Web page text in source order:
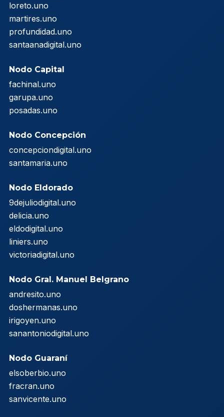
loreto.uno
martires.uno
profundidad.uno
santaanadigital.uno
Nodo Capital
fachinal.uno
garupa.uno
posadas.uno
Nodo Concepción
concepciondigital.uno
santamaria.uno
Nodo Eldorado
9dejuliodigital.uno
delicia.uno
eldodigital.uno
liniers.uno
victoriadigital.uno
Nodo Gral. Manuel Belgrano
andresito.uno
doshermanas.uno
irigoyen.uno
sanantoniodigital.uno
Nodo Guaraní
elsoberbio.uno
fracran.uno
sanvicente.uno